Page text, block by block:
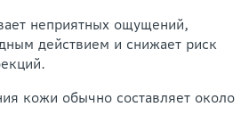
неприятных ощущений,
действием и снижает риск
кожи обычно составляет около